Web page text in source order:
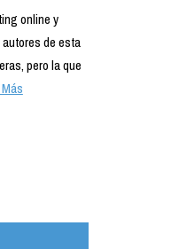
online y
de esta
pero la que